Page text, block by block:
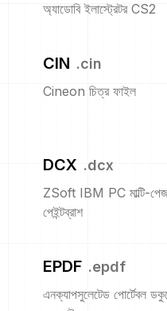
অ্যাডোবি ইলাস্ট্রেটর CS2
CIN .cin
Cineon চিত্র ফাইল
DCX .dcx
ZSoft IBM PC মাল্টি-
পেইন্টব্রাশ
EPDF .epdf
এনক্যাপসুলেটেড পোর্টেবল